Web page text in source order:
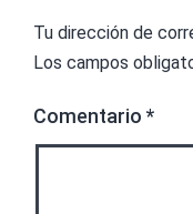
Tu dirección de
Los campos
Comentario *